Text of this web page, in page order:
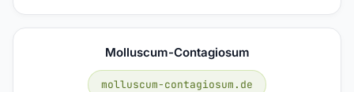
Molluscum-Contagiosum
molluscum-contagiosum.de